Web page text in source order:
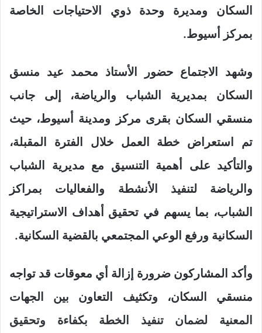
السكان ومديرة وحدة ذوي الاحتياجات الخاصة
بمركز أسيوط.
وشهد الاجتماع حضور الأستاذ محمد عيد منسق
السكان بمديرية الشباب والرياضة، إلى جانب
منسقي السكان بقرى مركز ومدينة أسيوط، حيث
تم استعراض خطة العمل خلال الفترة المقبلة،
والتأكيد على أهمية التنسيق مع مديرية الشباب
والرياضة لتنفيذ الأنشطة والفعاليات بمراكز
الشباب، بما يسهم في تحقيق أهداف الاستراتيجية
السكانية ورفع الوعي المجتمعي بالقضية السكانية.
وأكد المشاركون ضرورة إزالة أي معوقات قد تواجه
منسقي السكان، وتكثيف التعاون بين الجهات
المعنية لضمان تنفيذ الخطة بكفاءة وتحقيق